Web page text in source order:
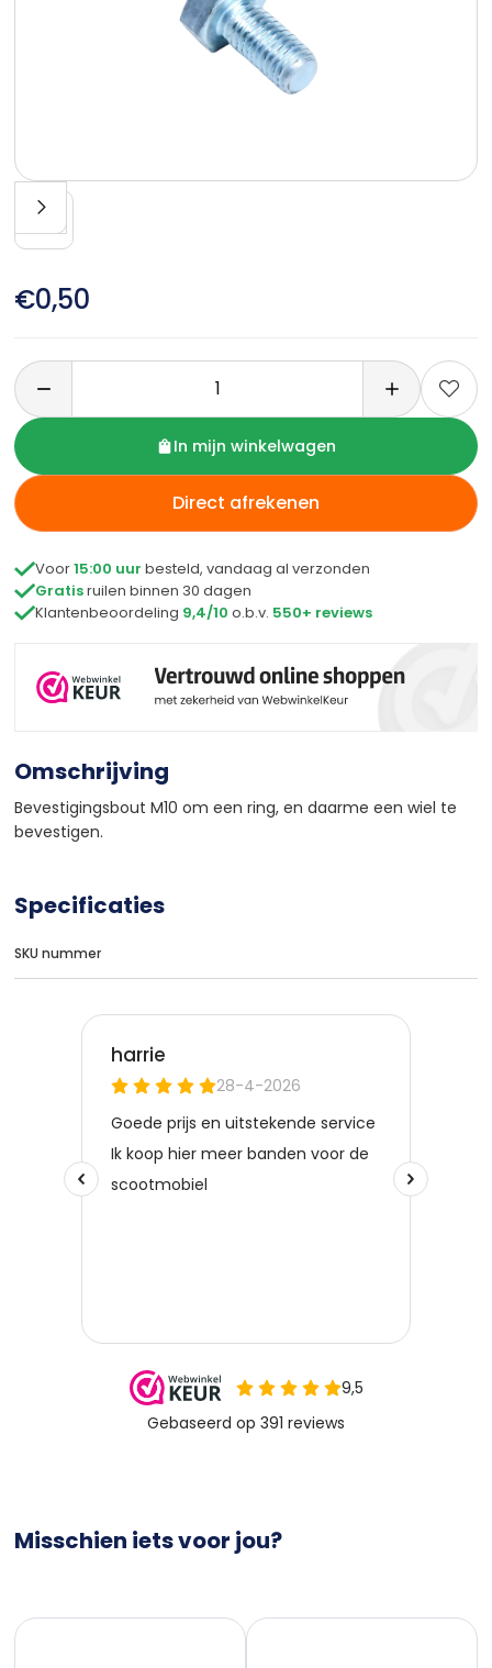
€0,50

In mijn winkelwagen
Direct afrekenen
Voor15:00 uur besteld, vandaag al verzonden
Gratisruilen binnen 30 dagen
Klantenbeoordeling 9,4/10 o.b.v. 550+ reviews
Omschrijving
Bevestigingsbout M10 om een ring, en daarme een wiel te
bevestigen.
Specificaties
SKU nummer
Misschien iets voor jou?